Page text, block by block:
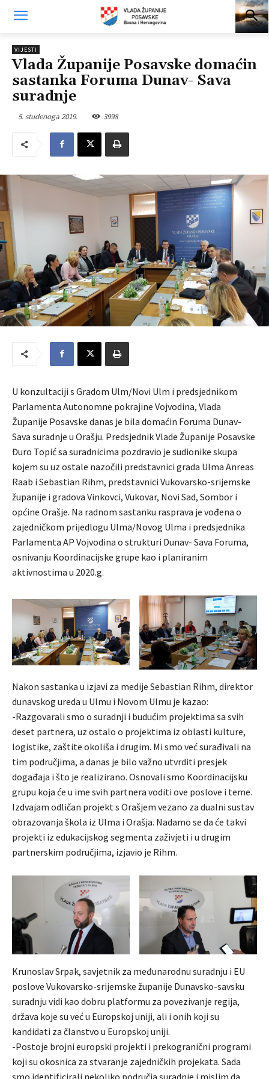
VIJESTI
Vlada Županije Posavske domaćin
sastanka Foruma Dunav- Sava
suradnje
5. studenoga 2019. 3998
U konzultaciji s Gradom Ulm/Novi Ulm i predsjednikom
Parlamenta Autonomne pokrajine Vojvodina, Vlada
Županije Posavske danas je bila domaćin Foruma Dunav-
Sava suradnje u Orašju. Predsjednik Vlade Županije Posavske
Đuro Topić sa suradnicima pozdravio je sudionike skupa
kojem su uz ostale nazočili predstavnici grada Ulma Anreas
Raab i Sebastian Rihm, predstavnici Vukovarsko-srijemske
županije i gradova Vinkovci, Vukovar, Novi Sad, Sombor i
općine Orašje. Na radnom sastanku rasprava je vođena o
zajedničkom prijedlogu Ulma/Novog Ulma i predsjednika
Parlamenta AP Vojvodina o strukturi Dunav- Sava Foruma,
osnivanju Koordinacijske grupe kao i planiranim
aktivnostima u 2020.g.
Nakon sastanka u izjavi za medije Sebastian Rihm, direktor
dunavskog ureda u Ulmu i Novom Ulmu je kazao:
-Razgovarali smo o suradnji i budućim projektima sa svih
deset partnera, uz ostalo o projektima iz oblasti kulture,
logistike, zaštite okoliša i drugim. Mi smo već surađivali na
tim područjima, a danas je bilo važno utvrditi presjek
događaja i što je realizirano. Osnovali smo Koordinacijsku
grupu koja će u ime svih partnera voditi ove poslove i teme.
Izdvajam odličan projekt s Orašjem vezano za dualni sustav
obrazovanja škola iz Ulma i Orašja. Nadamo se da će takvi
projekti iz edukacijskog segmenta zaživjeti i u drugim
partnerskim područjima, izjavio je Rihm.
Krunoslav Srpak, savjetnik za međunarodnu suradnju i EU
poslove Vukovarsko-srijemske županije Dunavsko-savsku
suradnju vidi kao dobru platformu za povezivanje regija,
država koje su već u Europskoj uniji, ali i onih koji su
kandidati za članstvo u Europskoj uniji.
-Postoje brojni europski projekti i prekogranični programi
koji su okosnica za stvaranje zajedničkih projekata. Sada
smo identificirali nekoliko područja suradnje i mislim da